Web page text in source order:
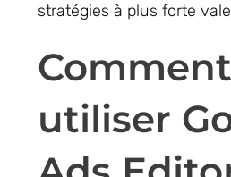
stratégies à plus forte
Comment
utiliser